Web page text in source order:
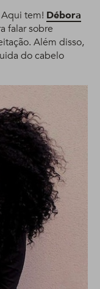
tem! Débora
falar sobre
Além disso,
do cabelo